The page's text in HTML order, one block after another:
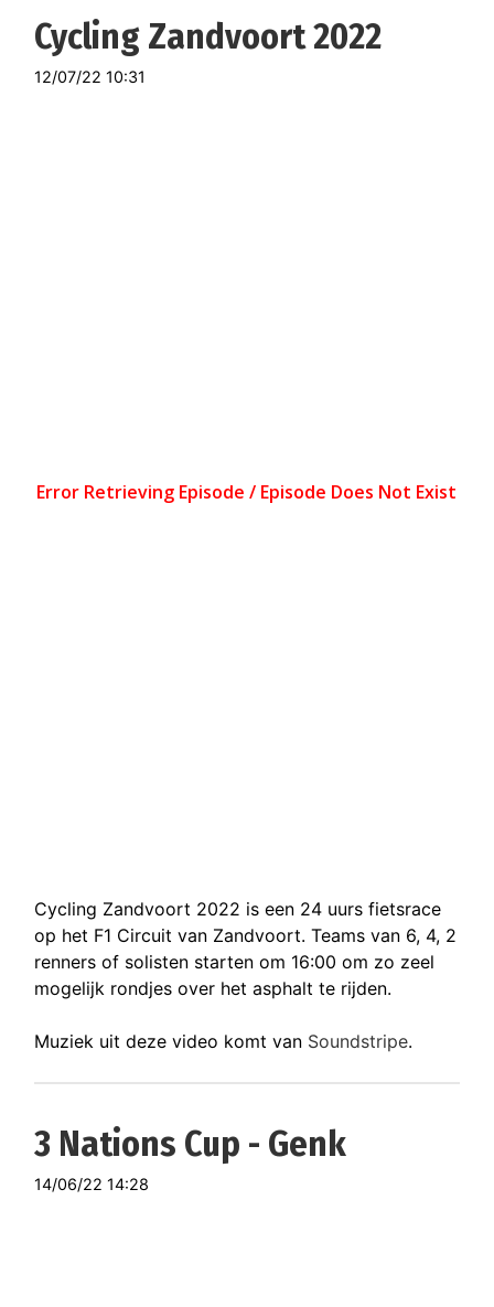
Cycling Zandvoort 2022
12/07/22 10:31
Cycling Zandvoort 2022 is een 24 uurs fietsrace
op het F1 Circuit van Zandvoort. Teams van 6, 4, 2
renners of solisten starten om 16:00 om zo zeel
mogelijk rondjes over het asphalt te rijden.
Muziek uit deze video komt van Soundstripe.
3 Nations Cup - Genk
14/06/22 14:28